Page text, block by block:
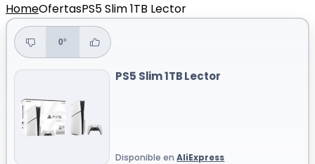
HomeOfertasPS5 Slim 1TB Lector
0°
PS5 Slim 1TB Lector
Disponible enAliExpress